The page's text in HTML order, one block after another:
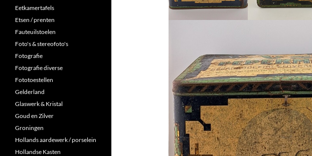
Eetkamertafels
Etsen / prenten
Fauteuilstoelen
Foto's & stereofoto's
Fotografie
Fotografie diverse
Fototoestellen
Gelderland
Glaswerk & Kristal
Goud en Zilver
Groningen
Hollands aardewerk / porselein
Hollandse Kasten